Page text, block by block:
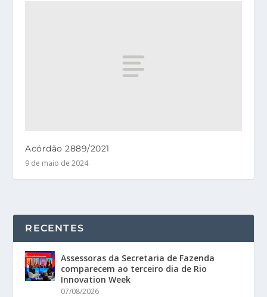
Acórdão 2889/2021
9 de maio de 2024
RECENTES
Assessoras da Secretaria de Fazenda
comparecem ao terceiro dia de Rio
Innovation Week
07/08/2026